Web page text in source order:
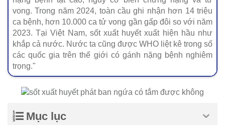
vong. Trong năm 2024, toàn cầu ghi nhận hơn 14 triệu
ca bệnh, hơn 10.000 ca tử vong gần gấp đôi so với năm
2023. Tại Việt Nam, sốt xuất huyết xuất hiện hầu như
khắp cả nước. Nước ta cũng được WHO liệt kê trong số
các quốc gia trên thế giới có gánh nặng bệnh nghiêm
trọng."
Mục lục